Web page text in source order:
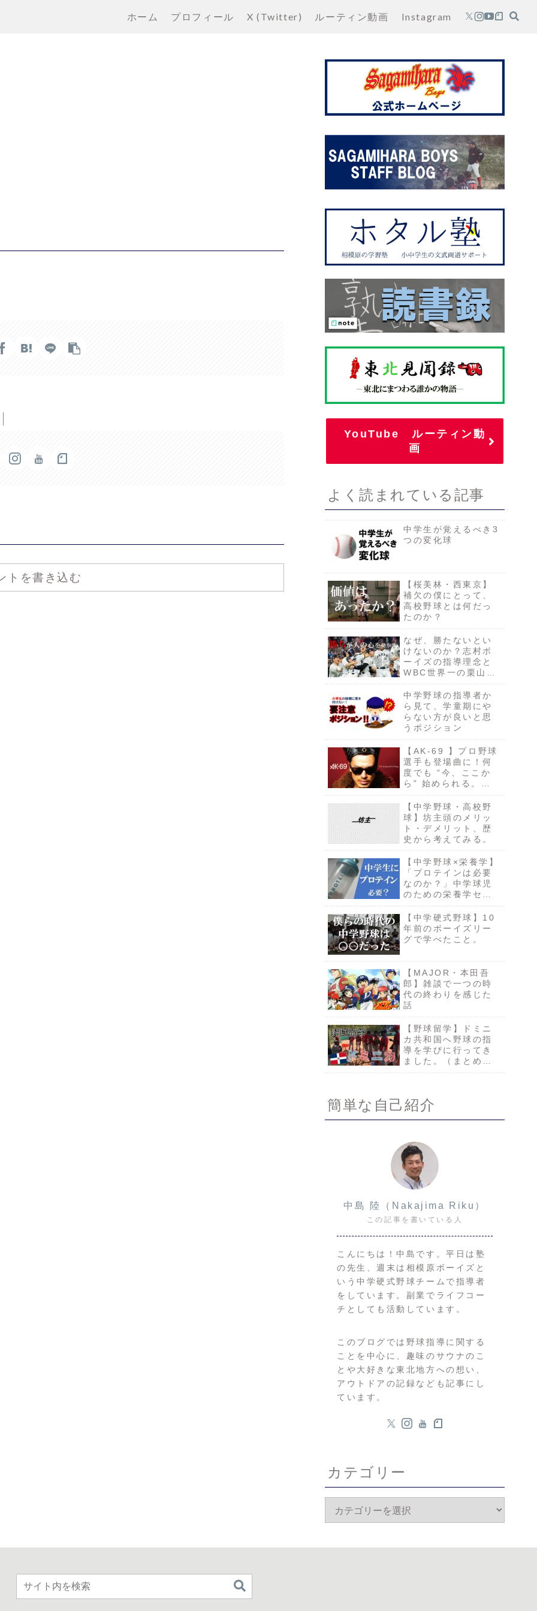
ホーム プロフィール X (Twitter) ルーティン動画 Instagram
トを書き込む
YouTube ルーティン動
画
よく読まれている記事
中学生が覚えるべき3
つの変化球
【桜美林・西東京】
補欠の僕にとって、
高校野球とは何だっ
たのか？
なぜ、勝たないとい
けないのか？志村ボ
ーイズの指導理念と
WBC世界一の栗山監
る。
中学野球の指導者か
ら見て、学童期にや
らない方が良いと思
うポジション
【AK-69 】プロ野球
選手も登場曲に！何
度でも “今、ここか
ら” 始められる。
AGAIN」
【中学野球・高校野
球】坊主頭のメリッ
ト・デメリット、歴
史から考えてみる。
【中学野球×栄養学】
「プロテインは必要
なのか？」中学球児
のための栄養学セミ
【中学硬式野球】10
年前のボーイズリー
グで学べたこと。
【MAJOR・本田吾
郎】雑談で一つの時
代の終わりを感じた
話
【野球留学】ドミニ
カ共和国へ野球の指
導を学びに行ってき
ました。（まとめ記
簡単な自己紹介
中島 陸（Nakajima Riku）
この記事を書いている人
こんにちは！中島です。平日は塾
の先生、週末は相模原ボーイズと
いう中学硬式野球チームで指導者
をしています。副業でライフコー
チとしても活動しています。
このブログでは野球指導に関する
ことを中心に、趣味のサウナのこ
とや大好きな東北地方への想い、
アウトドアの記録なども記事にし
ています。
カテゴリー